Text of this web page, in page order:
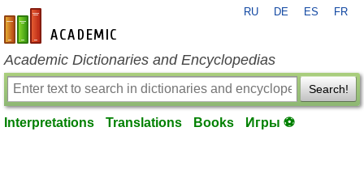
en-academic.com
RU DE ES FR
Academic Dictionaries and Encyclopedias
Search!
Interpretations Translations Books Игры ⚽